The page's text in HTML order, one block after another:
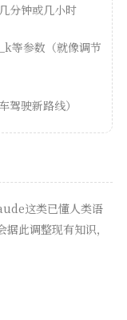
分钟或几小时
等参数（就像调节
驾驶新路线）
这类已懂人类语
此调整现有知识，